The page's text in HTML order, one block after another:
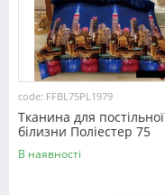
code: FFBL75PL1979
Тканина для постільної
білизни Поліестер 75
PL1979 (60м)
В наявності